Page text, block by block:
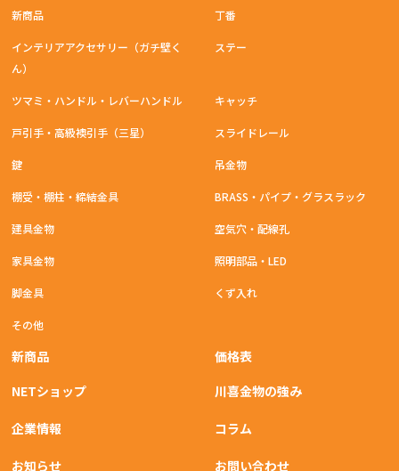
新商品
インテリアアクセサリー（ガチ壁く
ん）
ツマミ・ハンドル・レバーハンドル
戸引手・高級襖引手（三星）
鍵
丁番
ステー
キャッチ
スライドレール
吊金物
棚受・棚柱・締結金具
建具金物
家具金物
脚金具
BRASS・パイプ・グラスラック
空気穴・配線孔
照明部品・LED
くず入れ
その他
新商品
価格表
NETショップ
川喜金物の強み
企業情報 コラム
お知らせ お問い合わせ